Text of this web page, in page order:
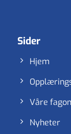
Sider
Hjem
Våre
Nyheter